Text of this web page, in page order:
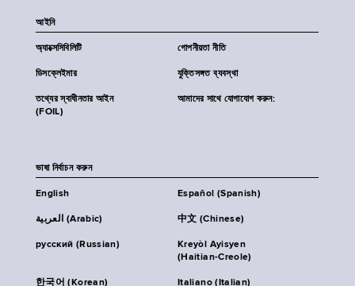
আইনি
অ্যাক্সেসিবিলিটি গোপনীয়তা নীতি
ডিসক্লেইমার যুক্তিসঙ্গত ব্যবস্থা
তথ্যের স্বাধীনতার আইন
(FOIL)
আমাদের সাথে যোগাযোগ করুন:
ভাষা নির্বাচন করুন
English Español (Spanish)
العربية (Arabic) 中文 (Chinese)
русский (Russian)
Kreyòl Ayisyen
(Haitian-Creole)
한국어 (Korean) Italiano (Italian)